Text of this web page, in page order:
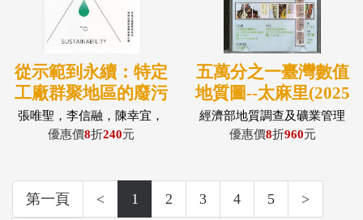
從示範到永續：特定
工廠群聚地區的廢污
水專管治理落實之路
張唯聖，李信融，陳幸宜，
王薇凱
優惠價8折240元
五萬分之一臺灣數值
地質圖--太麻里(2025
民國114) (光碟)
經濟部地質調查及礦業管理
中心
優惠價8折960元
第一頁 < 1 2 3 4 5 >